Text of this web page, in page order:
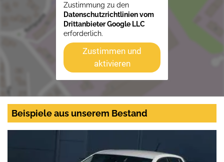
Zustimmung zu den
Datenschutzrichtlinien vom
Drittanbieter Google LLC
erforderlich.
Zustimmen und
aktivieren
Beispiele aus unserem Bestand